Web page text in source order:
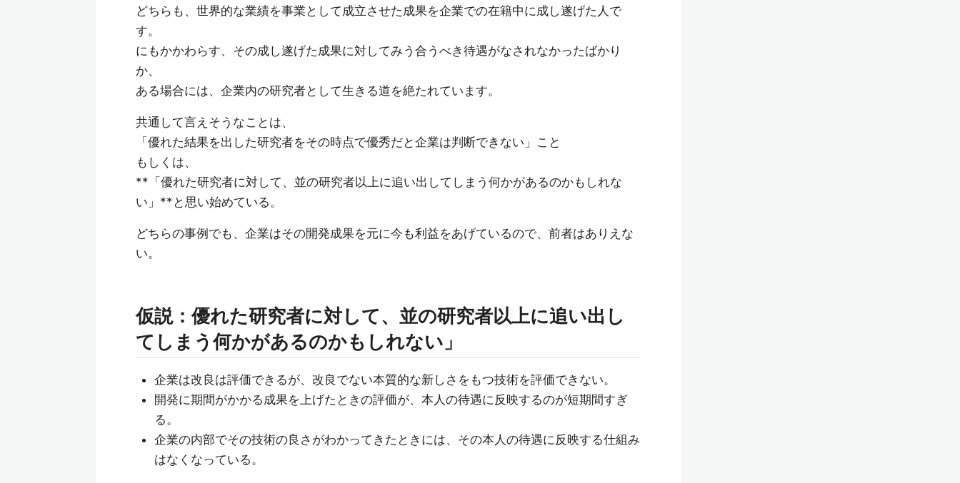
どちらも、世界的な業績を事業として成立させた成果を企業での在籍中に成し遂げた人で
す。
にもかかわらす、その成し遂げた成果に対してみう合うべき待遇がなされなかったばかり
か、
ある場合には、企業内の研究者として生きる道を絶たれています。
共通して言えそうなことは、
「優れた結果を出した研究者をその時点で優秀だと企業は判断できない」こと
もしくは、
**「優れた研究者に対して、並の研究者以上に追い出してしまう何かがあるのかもしれな
い」**と思い始めている。
どちらの事例でも、企業はその開発成果を元に今も利益をあげているので、前者はありえな
い。
仮説：優れた研究者に対して、並の研究者以上に追い出し
てしまう何かがあるのかもしれない」
企業は改良は評価できるが、改良でない本質的な新しさをもつ技術を評価できない。
開発に期間がかかる成果を上げたときの評価が、本人の待遇に反映するのが短期間すぎ
る。
企業の内部でその技術の良さがわかってきたときには、その本人の待遇に反映する仕組み
はなくなっている。